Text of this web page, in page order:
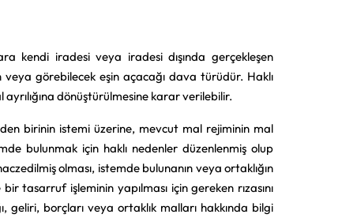
kendi iradesi veya iradesi dışında gerçekleşen
görebilecek eşin açacağı dava türüdür. Haklı
dönüştürülmesine karar verilebilir.
birinin istemi üzerine, mevcut mal rejiminin mal
bulunmak için haklı nedenler düzenlenmiş olup
olması, istemde bulunanın veya ortaklığın
tasarruf işleminin yapılması için gereken rızasını
geliri, borçları veya ortaklık malları hakkında bilgi